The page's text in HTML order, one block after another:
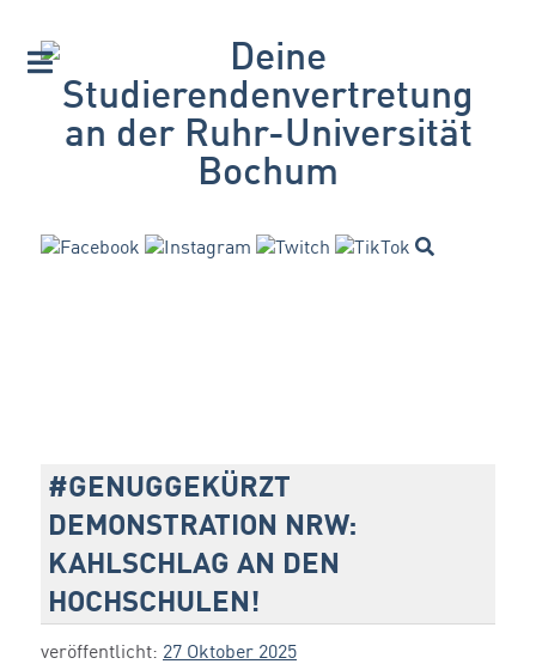
#GENUGGEKÜRZT
DEMONSTRATION NRW:
KAHLSCHLAG AN DEN
HOCHSCHULEN!
veröffentlicht: 27 Oktober 2025